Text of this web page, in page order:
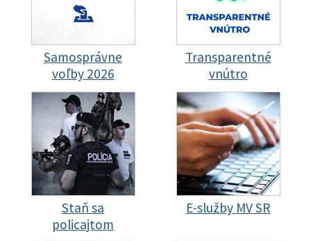
Samosprávne
voľby 2026
Transparentné
vnútro
Staň sa
policajtom
E-služby MV SR